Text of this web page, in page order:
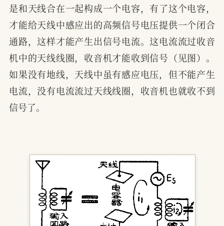
是和天线合在一起构成一个电容，有了这个电容，
才能给天线中感应出的高频信号电压提供一个闭合
通路，这样才能产生出信号电流。这电流流过收音
机中的天线线圈，收音机才能收到信号（见图）。
如果没有地线，天线中虽有感应电压，但不能产生
电流，没有电流流过天线线圈，收音机也就收不到
信号了。